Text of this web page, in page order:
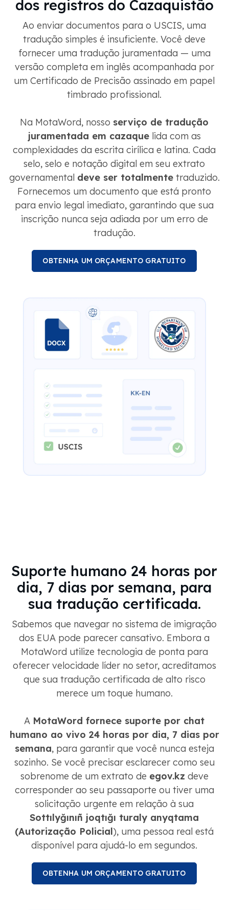
dos registros do Cazaquistão
Ao enviar documentos para o USCIS, uma
tradução simples é insuficiente. Você deve
fornecer uma tradução juramentada — uma
versão completa em inglês acompanhada por
um Certificado de Precisão assinado em papel
timbrado profissional.
Na MotaWord, nosso serviço de tradução
juramentada em cazaquelida com as
complexidades da escrita cirílica e latina. Cada
selo, selo e notação digital em seu extrato
governamental deve ser totalmentetraduzido.
Fornecemos um documento que está pronto
para envio legal imediato, garantindo que sua
inscrição nunca seja adiada por um erro de
tradução.
OBTENHA UM ORÇAMENTO GRATUITO
Suporte humano 24 horas por
dia, 7 dias por semana, para
sua tradução certificada.
Sabemos que navegar no sistema de imigração
dos EUA pode parecer cansativo. Embora a
MotaWord utilize tecnologia de ponta para
oferecer velocidade líder no setor, acreditamos
que sua tradução certificada de alto risco
merece um toque humano.
A MotaWord fornece suporte por chat
humano ao vivo 24 horas por dia, 7 dias por
semana, para garantir que você nunca esteja
sozinho. Se você precisar esclarecer como seu
sobrenome de um extrato de egov.kz deve
corresponder ao seu passaporte ou tiver uma
solicitação urgente em relação à sua
Sottılyğınıñ joqtığı turaly anyqtama
(Autorização Policial), uma pessoa real está
disponível para ajudá-lo em segundos.
OBTENHA UM ORÇAMENTO GRATUITO